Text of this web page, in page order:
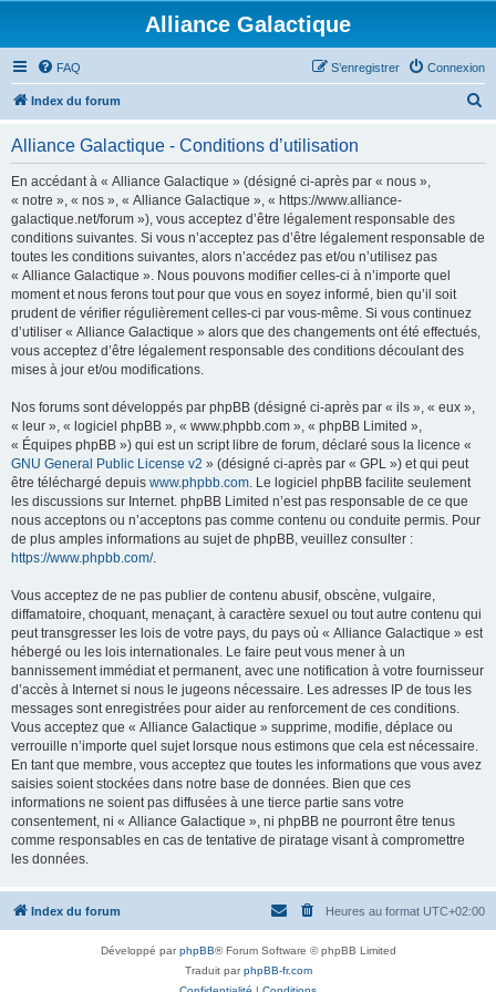
Alliance Galactique
FAQ Connexion
S’enregistrer
Index du forum
Alliance Galactique - Conditions d’utilisation
En accédant à « Alliance Galactique » (désigné ci-après par « nous »,
« notre », « nos », « Alliance Galactique », « https://www.alliance-
galactique.net/forum »), vous acceptez d’être légalement responsable des
conditions suivantes. Si vous n’acceptez pas d’être légalement responsable de
toutes les conditions suivantes, alors n’accédez pas et/ou n’utilisez pas
« Alliance Galactique ». Nous pouvons modifier celles-ci à n’importe quel
moment et nous ferons tout pour que vous en soyez informé, bien qu’il soit
prudent de vérifier régulièrement celles-ci par vous-même. Si vous continuez
d’utiliser « Alliance Galactique » alors que des changements ont été effectués,
vous acceptez d’être légalement responsable des conditions découlant des
mises à jour et/ou modifications.
Nos forums sont développés par phpBB (désigné ci-après par « ils », « eux »,
« leur », « logiciel phpBB », « www.phpbb.com », « phpBB Limited »,
« Équipes phpBB ») qui est un script libre de forum, déclaré sous la licence «
GNU General Public License v2 » (désigné ci-après par « GPL ») et qui peut
être téléchargé depuis www.phpbb.com. Le logiciel phpBB facilite seulement
les discussions sur Internet. phpBB Limited n’est pas responsable de ce que
nous acceptons ou n’acceptons pas comme contenu ou conduite permis. Pour
de plus amples informations au sujet de phpBB, veuillez consulter :
https://www.phpbb.com/.
Vous acceptez de ne pas publier de contenu abusif, obscène, vulgaire,
diffamatoire, choquant, menaçant, à caractère sexuel ou tout autre contenu qui
peut transgresser les lois de votre pays, du pays où « Alliance Galactique » est
hébergé ou les lois internationales. Le faire peut vous mener à un
bannissement immédiat et permanent, avec une notification à votre fournisseur
d’accès à Internet si nous le jugeons nécessaire. Les adresses IP de tous les
messages sont enregistrées pour aider au renforcement de ces conditions.
Vous acceptez que « Alliance Galactique » supprime, modifie, déplace ou
verrouille n’importe quel sujet lorsque nous estimons que cela est nécessaire.
En tant que membre, vous acceptez que toutes les informations que vous avez
saisies soient stockées dans notre base de données. Bien que ces
informations ne soient pas diffusées à une tierce partie sans votre
consentement, ni « Alliance Galactique », ni phpBB ne pourront être tenus
comme responsables en cas de tentative de piratage visant à compromettre
les données.
Index du forum Heures au format UTC+02:00
Développé parphpBB® Forum Software © phpBB Limited
Traduit parphpBB-fr.com